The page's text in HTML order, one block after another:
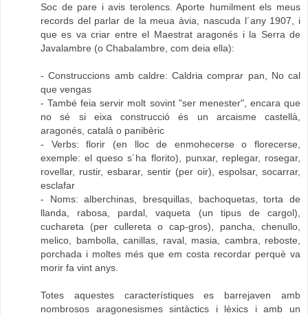
Soc de pare i avis terolencs. Aporte humilment els meus
records del parlar de la meua àvia, nascuda l´any 1907, i
que es va criar entre el Maestrat aragonés i la Serra de
Javalambre (o Chabalambre, com deia ella):
- Construccions amb caldre: Caldria comprar pan, No cal
que vengas
- També feia servir molt sovint "ser menester", encara que
no sé si eixa construcció és un arcaisme castellà,
aragonés, català o panibèric
- Verbs: florir (en lloc de enmohecerse o florecerse,
exemple: el queso s´ha florito), punxar, replegar, rosegar,
rovellar, rustir, esbarar, sentir (per oir), espolsar, socarrar,
esclafar
- Noms: alberchinas, bresquillas, bachoquetas, torta de
llanda, rabosa, pardal, vaqueta (un tipus de cargol),
cuchareta (per cullereta o cap-gros), pancha, chenullo,
melico, bambolla, canillas, raval, masia, cambra, reboste,
porchada i moltes més que em costa recordar perquè va
morir fa vint anys.
Totes aquestes característiques es barrejaven amb
nombrosos aragonesismes sintàctics i lèxics i amb un